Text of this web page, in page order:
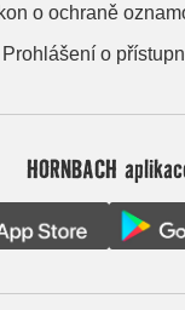
o ochraně
Prohlášení o
HORNBACH